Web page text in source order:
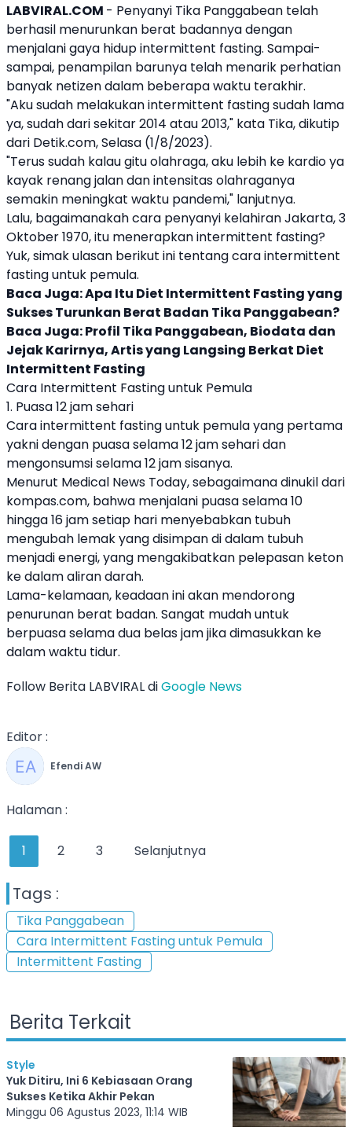
LABVIRAL.COM - Penyanyi Tika Panggabean telah
berhasil menurunkan berat badannya dengan
menjalani gaya hidup intermittent fasting. Sampai-
sampai, penampilan barunya telah menarik perhatian
banyak netizen dalam beberapa waktu terakhir.
"Aku sudah melakukan intermittent fasting sudah lama
ya, sudah dari sekitar 2014 atau 2013," kata Tika, dikutip
dari Detik.com, Selasa (1/8/2023).
"Terus sudah kalau gitu olahraga, aku lebih ke kardio ya
kayak renang jalan dan intensitas olahraganya
semakin meningkat waktu pandemi," lanjutnya.
Lalu, bagaimanakah cara penyanyi kelahiran Jakarta, 3
Oktober 1970, itu menerapkan intermittent fasting?
Yuk, simak ulasan berikut ini tentang cara intermittent
fasting untuk pemula.
Baca Juga:Apa Itu Diet Intermittent Fasting yang
Sukses Turunkan Berat Badan Tika Panggabean?
Baca Juga:Profil Tika Panggabean, Biodata dan
Jejak Karirnya, Artis yang Langsing Berkat Diet
Intermittent Fasting
Cara Intermittent Fasting untuk Pemula
1. Puasa 12 jam sehari
Cara intermittent fasting untuk pemula yang pertama
yakni dengan puasa selama 12 jam sehari dan
mengonsumsi selama 12 jam sisanya.
Menurut Medical News Today, sebagaimana dinukil dari
kompas.com, bahwa menjalani puasa selama 10
hingga 16 jam setiap hari menyebabkan tubuh
mengubah lemak yang disimpan di dalam tubuh
menjadi energi, yang mengakibatkan pelepasan keton
ke dalam aliran darah.
Lama-kelamaan, keadaan ini akan mendorong
penurunan berat badan. Sangat mudah untuk
berpuasa selama dua belas jam jika dimasukkan ke
dalam waktu tidur.
Follow Berita LABVIRAL diGoogle News
Editor :
Efendi AW
Halaman :
1 2 3 Selanjutnya
Tags :
Tika Panggabean
Cara Intermittent Fasting untuk Pemula
Intermittent Fasting
Berita Terkait
Style
Yuk Ditiru, Ini 6 Kebiasaan Orang
Sukses Ketika Akhir Pekan
Minggu 06 Agustus 2023, 11:14 WIB